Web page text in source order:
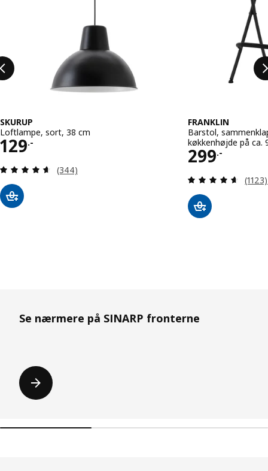
SKURUP
Loftlampe, sort, 38 cm
129.-
Pris 129.-
Anmeld: 4.6 ud af 5 Stjerner. Anmeldelser i alt:
(344)
FRANKLIN
Barstol,
køkkenhøjde på
299.-
Pris 299.-
(1123)
Se nærmere på SINARP fronterne